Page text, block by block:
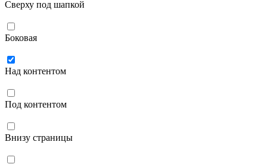
Сверху под шапкой
Боковая
Над контентом
Под контентом
Внизу страницы